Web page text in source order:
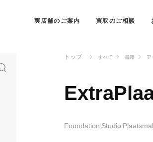
実店舗のご案内 買取のご相談
トップ すべて 書籍 ア
Foundation Studio